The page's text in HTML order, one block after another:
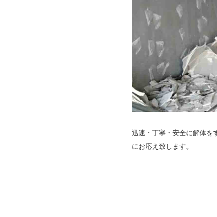
迅速・丁寧・安全に解体を
にお応え致します。